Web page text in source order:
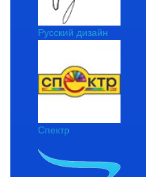
Русский дизайн
Спектр